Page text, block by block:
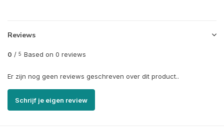
Reviews
0 / 5 Based on 0 reviews
Er zijn nog geen reviews geschreven over dit product..
Schrijf je eigen review